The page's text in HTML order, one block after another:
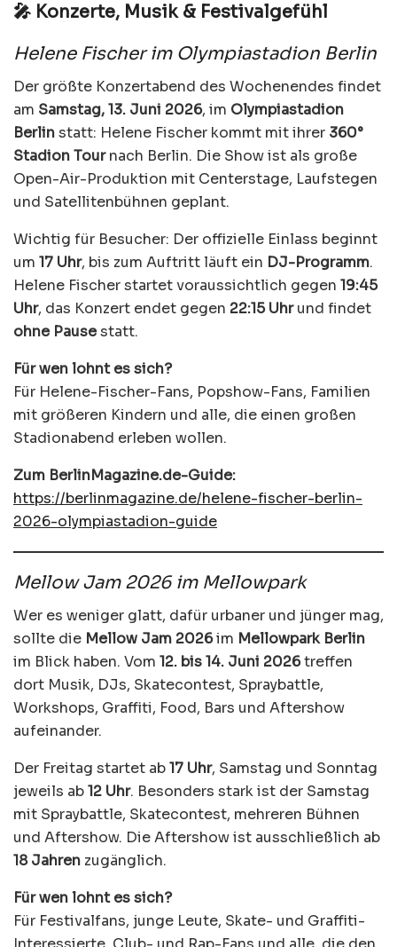
🎤 Konzerte, Musik & Festivalgefühl
Helene Fischer im Olympiastadion Berlin
Der größte Konzertabend des Wochenendes findet
am Samstag, 13. Juni 2026, im Olympiastadion
Berlinstatt: Helene Fischer kommt mit ihrer 360°
Stadion Tournach Berlin. Die Show ist als große
Open-Air-Produktion mit Centerstage, Laufstegen
und Satellitenbühnen geplant.
Wichtig für Besucher: Der offizielle Einlass beginnt
um 17 Uhr, bis zum Auftritt läuft ein DJ-Programm.
Helene Fischer startet voraussichtlich gegen 19:45
Uhr, das Konzert endet gegen 22:15 Uhrund findet
ohne Pausestatt.
Für wen lohnt es sich?
Für Helene-Fischer-Fans, Popshow-Fans, Familien
mit größeren Kindern und alle, die einen großen
Stadionabend erleben wollen.
Zum BerlinMagazine.de-Guide:
https://berlinmagazine.de/helene-fischer-berlin-
2026-olympiastadion-guide
Mellow Jam 2026 im Mellowpark
Wer es weniger glatt, dafür urbaner und jünger mag,
sollte die Mellow Jam 2026im Mellowpark Berlin
im Blick haben. Vom 12. bis 14. Juni 2026treffen
dort Musik, DJs, Skatecontest, Spraybattle,
Workshops, Graffiti, Food, Bars und Aftershow
aufeinander.
Der Freitag startet ab17 Uhr, Samstag und Sonntag
jeweils ab12 Uhr. Besonders stark ist der Samstag
mit Spraybattle, Skatecontest, mehreren Bühnen
und Aftershow. Die Aftershow ist ausschließlich ab
18 Jahren zugänglich.
Für wen lohnt es sich?
Für Festivalfans, junge Leute, Skate- und Graffiti-